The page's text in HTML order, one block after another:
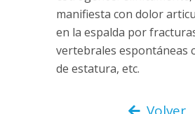
manifiesta con dolor
en la espalda por
vertebrales espontáneas
de estatura, etc.